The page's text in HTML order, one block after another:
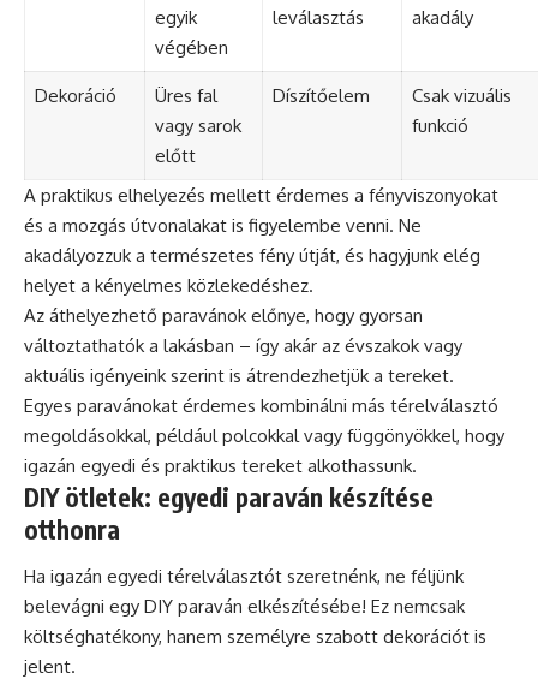
egyik
végében
leválasztás
akadály
Dekoráció
Üres fal
vagy sarok
előtt
Díszítőelem
Csak vizuális
funkció
A praktikus elhelyezés mellett érdemes a fényviszonyokat
és a mozgás útvonalakat is figyelembe venni. Ne
akadályozzuk a természetes fény útját, és hagyjunk elég
helyet a kényelmes közlekedéshez.
Az áthelyezhető paravánok előnye, hogy gyorsan
változtathatók a lakásban – így akár az évszakok vagy
aktuális igényeink szerint is átrendezhetjük a tereket.
Egyes paravánokat érdemes kombinálni más térelválasztó
megoldásokkal, például polcokkal vagy függönyökkel, hogy
igazán egyedi és praktikus tereket alkothassunk.
DIY ötletek: egyedi paraván készítése
otthonra
Ha igazán egyedi térelválasztót szeretnénk, ne féljünk
belevágni egy DIY paraván elkészítésébe! Ez nemcsak
költséghatékony, hanem személyre szabott dekorációt is
jelent.